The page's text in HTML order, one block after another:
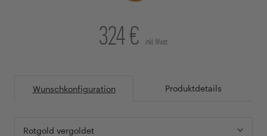
324 € inkl. Mwst.
Wunschkonfiguration Produktdetails
Rotgold vergoldet